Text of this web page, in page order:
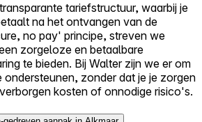
tariefstructuur, waarbij je
na het ontvangen van de
no pay' principe, streven we
zorgeloze en betaalbare
te bieden. Bij Walter zijn we er om
ondersteunen, zonder dat je je zorgen
kosten of onnodige risico's.